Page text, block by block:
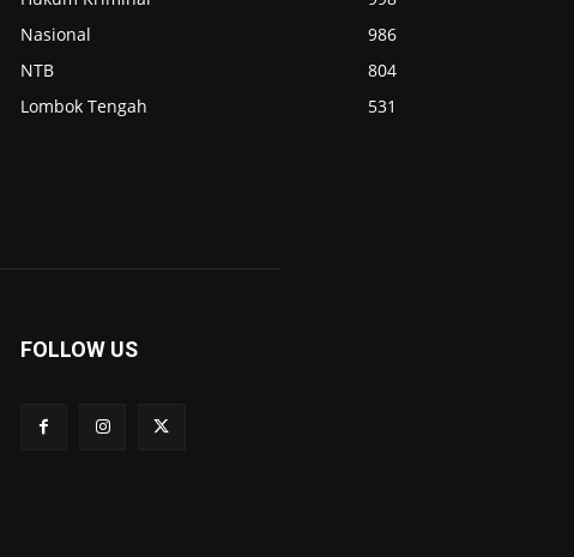
Nasional
986
NTB
804
Lombok Tengah
531
FOLLOW US